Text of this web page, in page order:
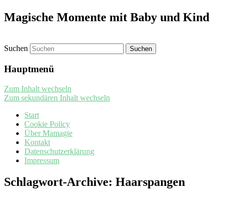
Magische Momente mit Baby und Kind
Suchen
Hauptmenü
Zum Inhalt wechseln
Zum sekundären Inhalt wechseln
Start
Cookie Policy
Über Mamagie
Kontakt
Datenschutzerklärung
Impressum
Schlagwort-Archive: Haarspangen